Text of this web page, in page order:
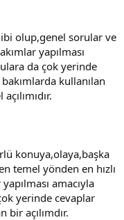
olup,genel sorular ve
yapılması
da çok yerinde
kullanılan
konuya,olaya,başka
temel yönden en hızlı
amacıyla
yerinde cevaplar
açılımdır.